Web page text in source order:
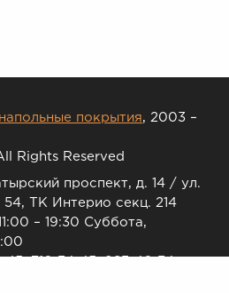
напольные покрытия, 2003 –
Rights Reserved
проспект, д. 14 / ул.
54, ТК Интерио секц. 214
– 19:30 Суббота,